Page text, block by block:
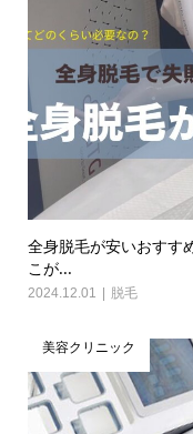
全身脱毛が安いおすす
こが...
2024.12.01 脱毛
美容クリニック